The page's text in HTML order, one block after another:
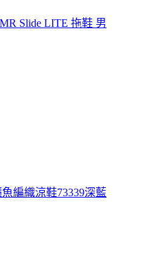
Slide LITE 拖鞋 男
編織涼鞋73339深藍